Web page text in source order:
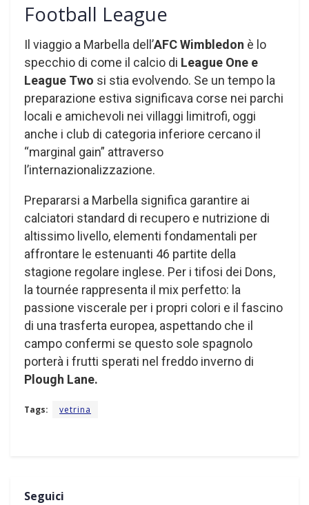
Football League
Il viaggio a Marbella dell’AFC Wimbledon è lo
specchio di come il calcio di League One e
League Two si stia evolvendo. Se un tempo la
preparazione estiva significava corse nei parchi
locali e amichevoli nei villaggi limitrofi, oggi
anche i club di categoria inferiore cercano il
“marginal gain” attraverso
l’internazionalizzazione.
Prepararsi a Marbella significa garantire ai
calciatori standard di recupero e nutrizione di
altissimo livello, elementi fondamentali per
affrontare le estenuanti 46 partite della
stagione regolare inglese. Per i tifosi dei Dons,
la tournée rappresenta il mix perfetto: la
passione viscerale per i propri colori e il fascino
di una trasferta europea, aspettando che il
campo confermi se questo sole spagnolo
porterà i frutti sperati nel freddo inverno di
Plough Lane.
Tags: vetrina
Seguici